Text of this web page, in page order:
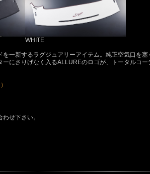
WHITE
を一新するラグジュアリーアイテム。純正空気口を塞
ーにさりげなく入るALLUREのロゴが、トータルコ
せ下さい。